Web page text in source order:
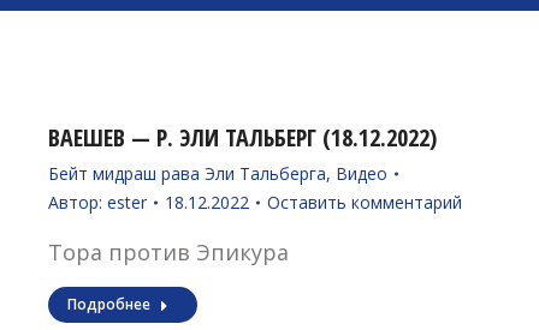
ВАЕШЕВ — Р. ЭЛИ ТАЛЬБЕРГ (18.12.2022)
Бейт мидраш рава Эли Тальберга, Видео
Автор: ester 18.12.2022 Оставить комментарий
Тора против Эпикура
Подробнее